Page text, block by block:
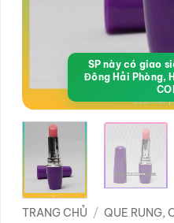
SP này có giao
Đông Hải Phòng,
TRANG CHỦ / QUE RUNG,